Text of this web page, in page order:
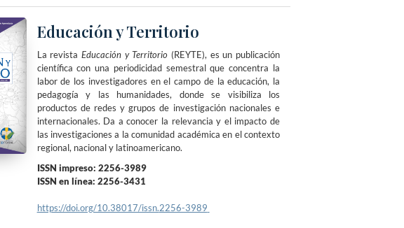
Educación y Territorio
La revista Educación y Territorio (REYTE), es un publicación
científica con una periodicidad semestral que concentra la
labor de los investigadores en el campo de la educación, la
pedagogía y las humanidades, donde se visibiliza los
productos de redes y grupos de investigación nacionales e
internacionales. Da a conocer la relevancia y el impacto de
las investigaciones a la comunidad académica en el contexto
regional, nacional y latinoamericano.
ISSN impreso: 2256-3989
ISSN en línea: 2256-3431
https://doi.org/10.38017/issn.2256-3989